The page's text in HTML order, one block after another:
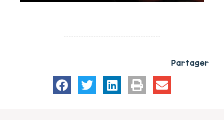
Partager